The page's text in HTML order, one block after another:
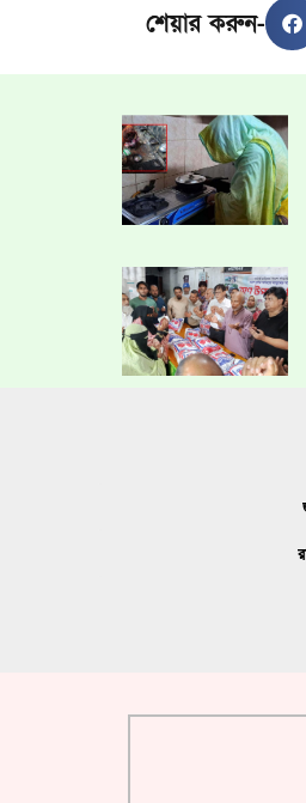
শেয়ার করুন-